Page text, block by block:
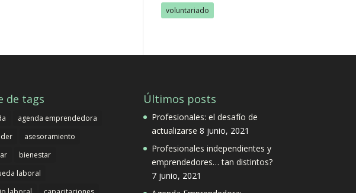
voluntariado
de tags
agenda emprendedora
asesoramiento
bienestar
laboral
Últimos posts
Profesionales: el desafío de
actualizarse 8 junio, 2021
Profesionales independientes y
emprendedores… tan distintos?
7 junio, 2021